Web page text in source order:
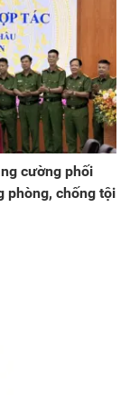
cường phối
phòng, chống tội